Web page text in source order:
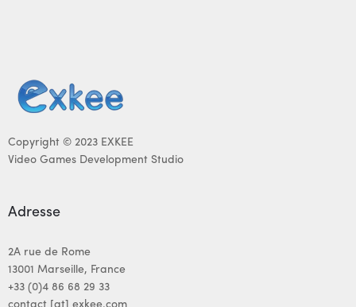
Copyright © 2023 EXKEE
Video Games Development Studio
Adresse
2A rue de Rome
13001 Marseille, France
+33 (0)4 86 68 29 33
contact [at] exkee.com